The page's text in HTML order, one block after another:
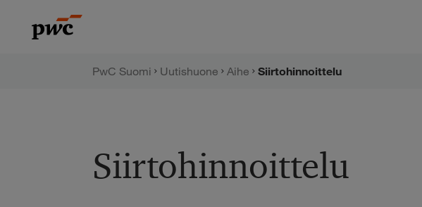
sisältöön
PwC:n
PwC Suomi Uutishuone Aihe Siirtohinnoittelu
Siirtohinnoittelu